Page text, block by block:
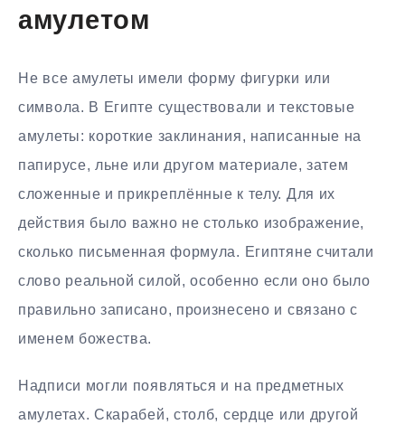
амулетом
Не все амулеты имели форму фигурки или
символа. В Египте существовали и текстовые
амулеты: короткие заклинания, написанные на
папирусе, льне или другом материале, затем
сложенные и прикреплённые к телу. Для их
действия было важно не столько изображение,
сколько письменная формула. Египтяне считали
слово реальной силой, особенно если оно было
правильно записано, произнесено и связано с
именем божества.
Надписи могли появляться и на предметных
амулетах. Скарабей, столб, сердце или другой